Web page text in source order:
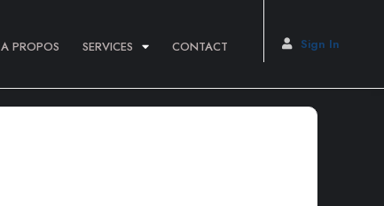
Sign In
A PROPOS SERVICES CONTACT